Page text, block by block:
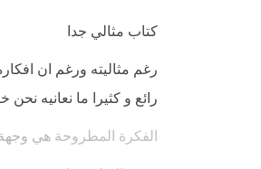
كتاب مثالي جدا
رغم مثاليته ورغم ان
رائع و كثيرا ما نعانيه
الفكرة المطروحة هي